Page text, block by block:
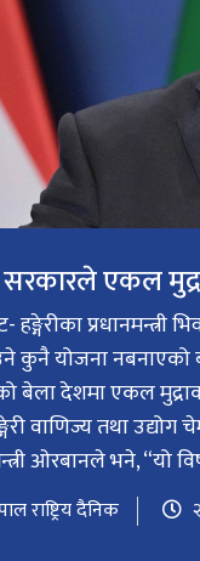
सरकारले एकल
हङ्गेरीका प्रधानमन्त्री
कुनै योजना
बेला देशमा एकल
वाणिज्य तथा उद्योग
ओरबानले भने, “यो
राष्ट्रिय दैनिक